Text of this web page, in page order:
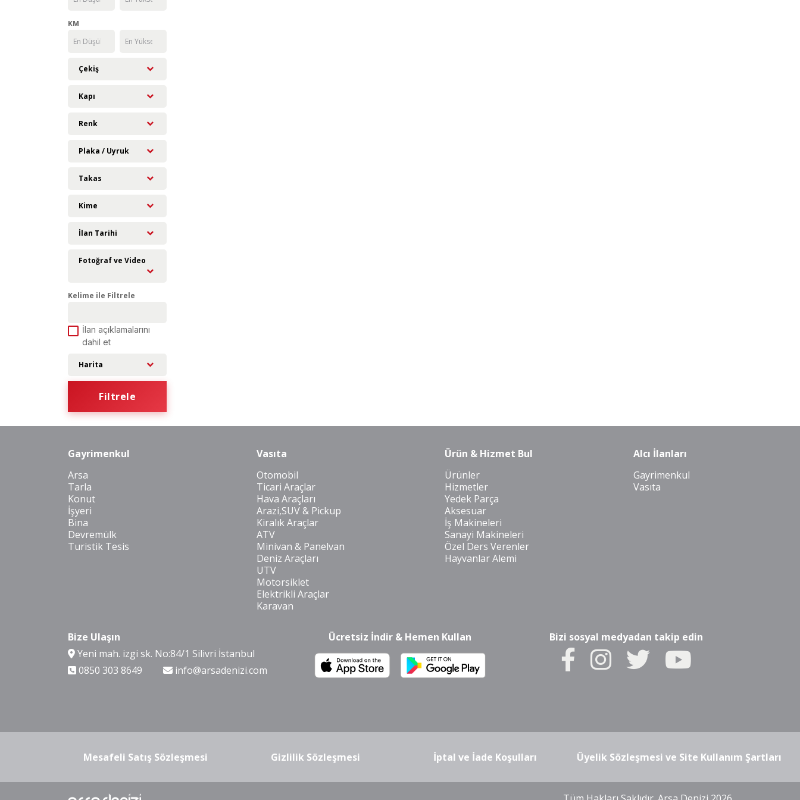
KM
Çekiş
Kapı
Renk
Plaka / Uyruk
Takas
Kime
İlan Tarihi
Fotoğraf ve Video
Kelime ile Filtrele
İlan açıklamalarını
dahil et
Harita
Filtrele
Gayrimenkul
Arsa
Tarla
Konut
İşyeri
Bina
Devremülk
Turistik Tesis
Vasıta
Otomobil
Ticari Araçlar
Hava Araçları
Arazi,SUV & Pickup
Kiralık Araçlar
ATV
Minivan & Panelvan
Deniz Araçları
UTV
Motorsiklet
Elektrikli Araçlar
Karavan
Ürün & Hizmet Bul
Ürünler
Hizmetler
Yedek Parça
Aksesuar
İş Makineleri
Sanayi Makineleri
Özel Ders Verenler
Hayvanlar Alemi
Alcı İlanları
Gayrimenkul
Vasıta
Bize Ulaşın
Yeni mah. izgi sk. No:84/1 Silivri İstanbul
0850 303 8649
info@arsadenizi.com
Ücretsiz İndir & Hemen Kullan Bizi sosyal medyadan takip edin
Mesafeli Satış Sözleşmesi Gizlilik Sözleşmesi İptal ve İade Koşulları Üyelik Sözleşmesi ve Site Kullanım Şartları